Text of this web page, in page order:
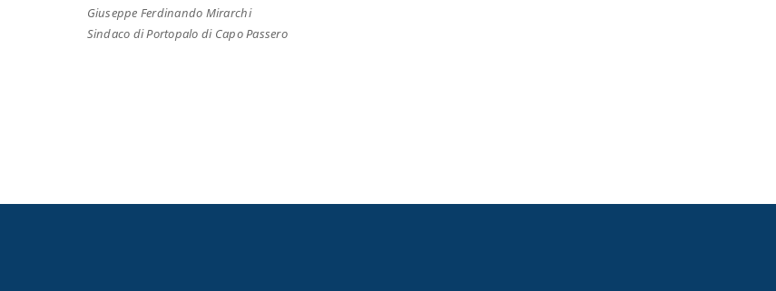
Giuseppe Ferdinando Mirarchi
Sindaco di Portopalo di Capo Passero